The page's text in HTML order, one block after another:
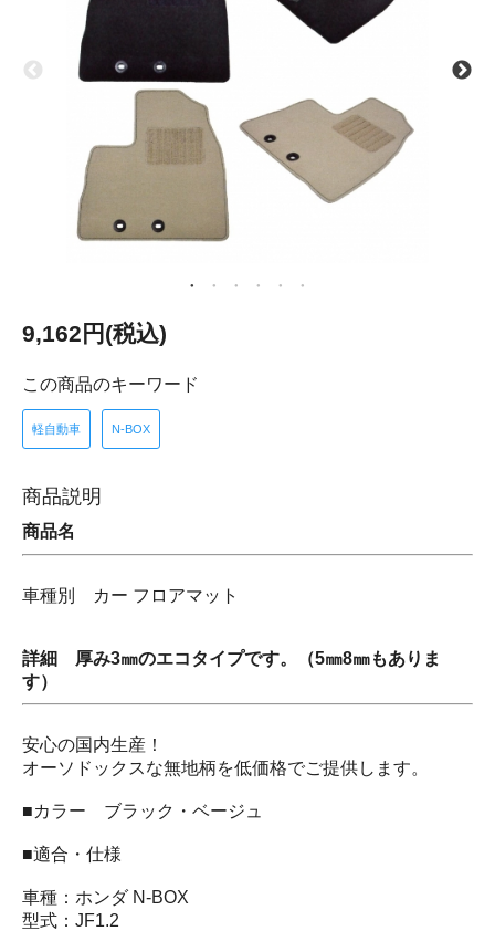
9,162円(税込)
この商品のキーワード
軽自動車 N-BOX
商品説明
商品名
車種別 カー フロアマット
詳細 厚み3㎜のエコタイプです。（5㎜8㎜もありま
す）
安心の国内生産！
オーソドックスな無地柄を低価格でご提供します。
■カラー ブラック・ベージュ
■適合・仕様
車種：ホンダ N-BOX
型式：JF1.2